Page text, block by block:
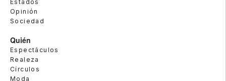
Estados
Opinión
Sociedad
Quién
Espectáculos
Realeza
Círculos
Moda